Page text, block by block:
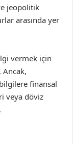
jeopolitik
arasında yer
vermek için
Ancak,
finansal
veya döviz